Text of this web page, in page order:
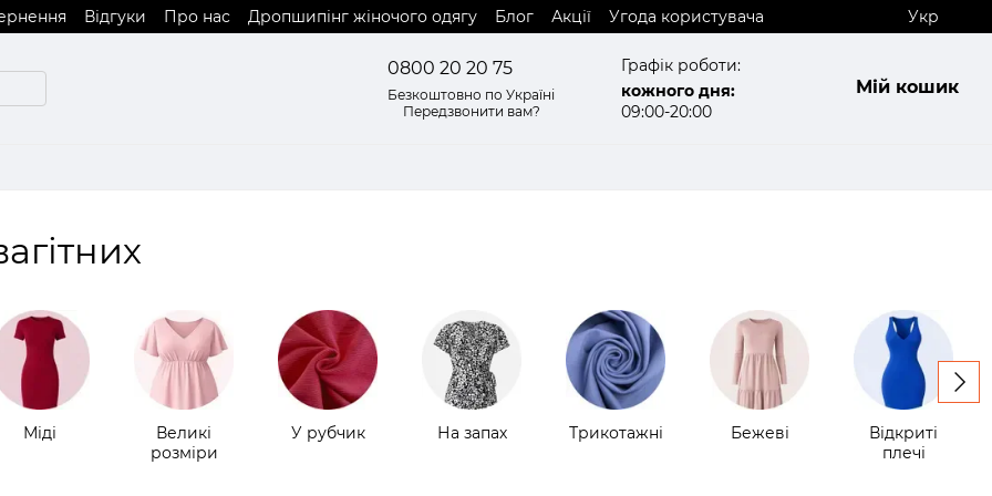
Відгуки Про нас Дропшипінг жіночого одягу Блог Акції
Угода користувача
Укр
0800 20 20 75
Безкоштовно по Україні
Передзвонити вам?
Графік роботи:
кожного дня:
09:00-20:00
Мій кошик
Міді
Великі
розміри
У рубчик На запах Трикотажні Бежеві
Відкриті
плечі